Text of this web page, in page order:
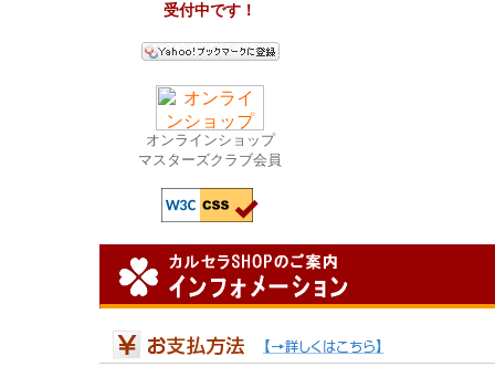
受付中です！
オンラインショップ
マスターズクラブ会員